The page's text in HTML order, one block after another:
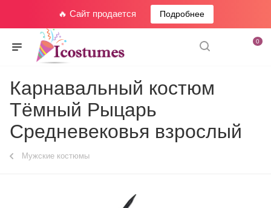
🔥 Сайт продается Подробнее
0
Карнавальный костюм
Тёмный Рыцарь
Средневековья взрослый
Мужские костюмы